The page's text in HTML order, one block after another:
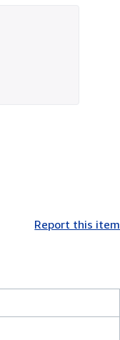
Report this item